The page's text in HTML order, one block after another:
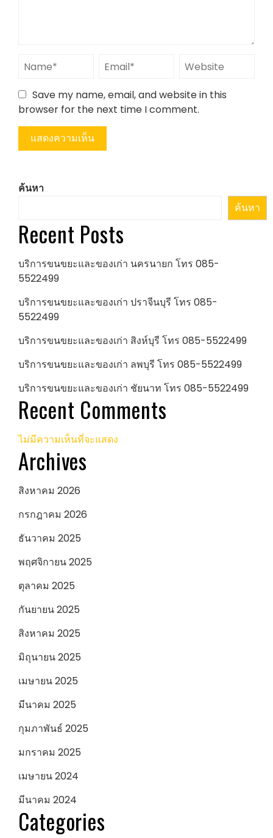
Save my name, email, and website in this
browser for the next time I comment.
ค้นหา
ค้นหา
Recent Posts
บริการขนขยะและของเก่า นครนายก โทร 085-
5522499
บริการขนขยะและของเก่า ปราจีนบุรี โทร 085-
5522499
บริการขนขยะและของเก่า สิงห์บุรี โทร 085-5522499
บริการขนขยะและของเก่า ลพบุรี โทร 085-5522499
บริการขนขยะและของเก่า ชัยนาท โทร 085-5522499
Recent Comments
ไม่มีความเห็นที่จะแสดง
Archives
สิงหาคม 2026
กรกฎาคม 2026
ธันวาคม 2025
พฤศจิกายน 2025
ตุลาคม 2025
กันยายน 2025
สิงหาคม 2025
มิถุนายน 2025
เมษายน 2025
มีนาคม 2025
กุมภาพันธ์ 2025
มกราคม 2025
เมษายน 2024
มีนาคม 2024
Categories